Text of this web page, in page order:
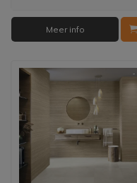
Meer info